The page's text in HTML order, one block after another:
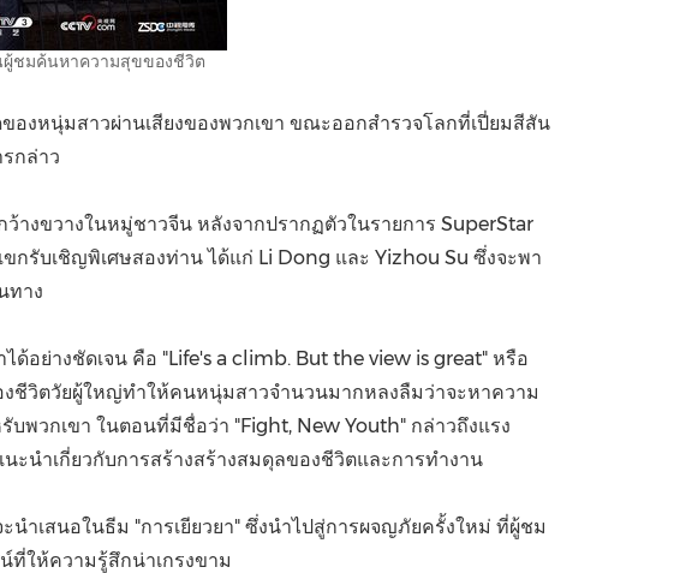
ผู้ชมค้นหาความสุขของชีวิต
งหนุ่มสาวผ่านเสียงของพวกเขา ขณะออกสำรวจโลกที่เปี่ยมสีสัน
กล่าว
างขวางในหมู่ชาวจีน หลังจากปรากฏตัวในรายการ SuperStar
กรับเชิญพิเศษสองท่าน ได้แก่ Li Dong และ Yizhou Su ซึ่งจะพา
ทาง
อย่างชัดเจน คือ "Life's a climb. But the view is great" หรือ
ชีวิตวัยผู้ใหญ่ทำให้คนหนุ่มสาวจำนวนมากหลงลืมว่าจะหาความ
วกเขา ในตอนที่มีชื่อว่า "Fight, New Youth" กล่าวถึงแรง
ะนำเกี่ยวกับการสร้างสร้างสมดุลของชีวิตและการทำงาน
ำเสนอในธีม "การเยียวยา" ซึ่งนำไปสู่การผจญภัยครั้งใหม่ ที่ผู้ชม
ให้ความรู้สึกน่าเกรงขาม